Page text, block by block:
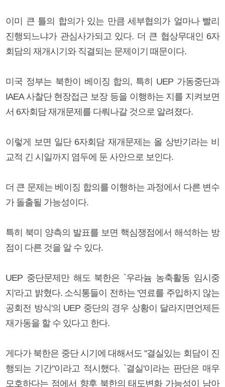
이미 큰 틀의 합의가 있는 만큼 세부협의가 얼마나 빨리
진행되느냐가 관심사가되고 있다. 더 큰 협상무대인 6자
회담의 재개시기와 직결되는 문제이기 때문이다.
미국 정부는 북한이 베이징 합의, 특히 UEP 가동중단과
IAEA 사찰단 현장접근 보장 등을 이행하는 지를 지켜보면
서 6자회담 재개문제를 다뤄나갈 것으로 알려졌다.
이렇게 보면 일단 6자회담 재개문제는 올 상반기라는 비
교적 긴 시일까지 염두에 둔 사안으로 보인다.
더 큰 문제는 베이징 합의를 이행하는 과정에서 다른 변수
가 돌출될 가능성이다.
특히 북미 양측의 발표를 보면 핵심쟁점에서 해석하는 방
점이 다른 것을 알 수 있다.
UEP 중단문제만 해도 북한은 `우라늄 농축활동 임시중
지'라고 밝혔다. 소식통들이 전하는 '연료를 주입하지 않는
공회전 방식'의 UEP 중단의 경우 상황이 달라지면언제든
재가동을 할 수 있다고 한다.
게다가 북한은 중단 시기에 대해서도 "결실있는 회담이 진
행되는 기간"이라고 적시했다. `결실'이라는 판단은 매우
모호하다는 점에서 향후 북한의 태도변화 가능성이 남아